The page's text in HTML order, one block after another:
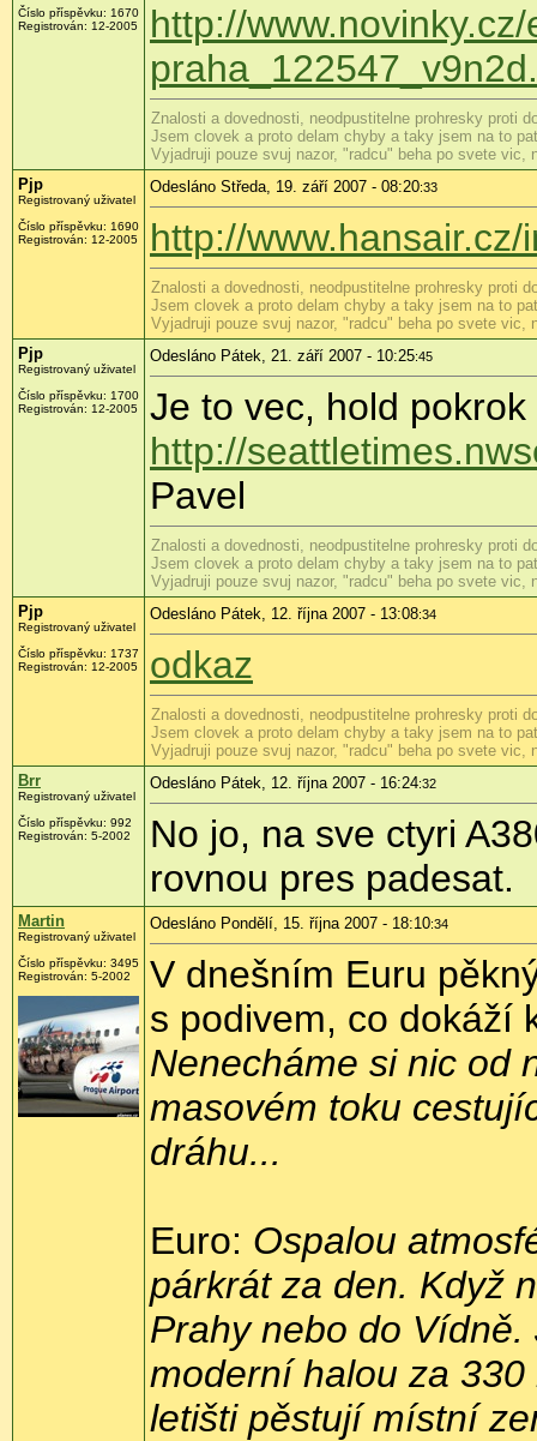
Číslo příspěvku: 1670
Registrován: 12-2005
http://
Znalosti a dovednosti, neodpustitelne prohresky proti
Jsem clovek a proto delam chyby a taky jsem na to
Vyjadruji pouze svuj nazor, "radcu" beha po svete vic,
Pjp
Registrovaný uživatel
Číslo příspěvku: 1690
Registrován: 12-2005
Odesláno Středa, 19. září 2007 - 08:20:33
http://
Znalosti a dovednosti, neodpustitelne prohresky proti
Jsem clovek a proto delam chyby a taky jsem na to
Vyjadruji pouze svuj nazor, "radcu" beha po svete vic,
Pjp
Registrovaný uživatel
Číslo příspěvku: 1700
Registrován: 12-2005
Odesláno Pátek, 21. září 2007 - 10:25:45
Je to vec, hold
http://
Pavel
Znalosti a dovednosti, neodpustitelne prohresky proti
Jsem clovek a proto delam chyby a taky jsem na to
Vyjadruji pouze svuj nazor, "radcu" beha po svete vic,
Pjp
Registrovaný uživatel
Číslo příspěvku: 1737
Registrován: 12-2005
Odesláno Pátek, 12. října 2007 - 13:08:34
odkaz
Znalosti a dovednosti, neodpustitelne prohresky proti
Jsem clovek a proto delam chyby a taky jsem na to
Vyjadruji pouze svuj nazor, "radcu" beha po svete vic,
Brr
Registrovaný uživatel
Číslo příspěvku: 992
Registrován: 5-2002
Odesláno Pátek, 12. října 2007 - 16:24:32
No jo, na sve ctyri
rovnou pres padesat.
Martin
Registrovaný uživatel
Číslo příspěvku: 3495
Registrován: 5-2002
Odesláno Pondělí, 15. října 2007 - 18:10:34
V dnešním Euru
s podivem, co dokáží
Nenecháme si nic od
masovém toku
dráhu...
Euro: Ospalou
párkrát za den. Když
Prahy nebo do
moderní halou za
letišti pěstují místní